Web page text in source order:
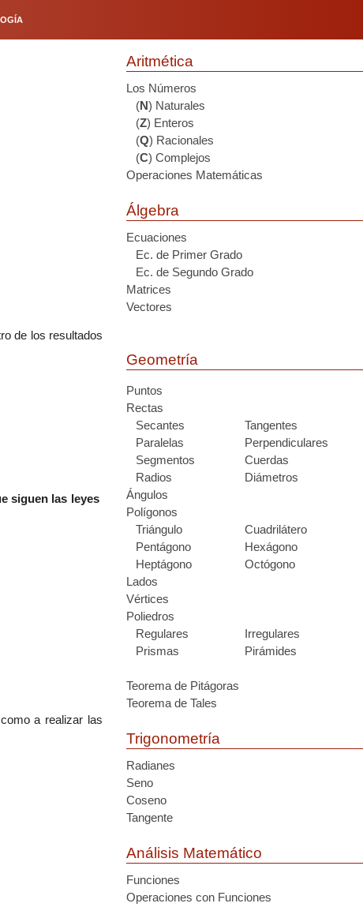
de los resultados
siguen las leyes
a realizar las
Aritmética
Los Números
(N) Naturales
(Z) Enteros
(Q) Racionales
(C) Complejos
Operaciones Matemáticas
Álgebra
Ecuaciones
Ec. de Primer Grado
Ec. de Segundo Grado
Matrices
Vectores
Geometría
Puntos
Rectas
Secantes
Tangentes
Paralelas
Perpendiculares
Segmentos
Cuerdas
Radios
Diámetros
Ángulos
Polígonos
Triángulo
Cuadrilátero
Pentágono
Hexágono
Heptágono
Octógono
Lados
Vértices
Poliedros
Regulares
Irregulares
Prismas
Pirámides
Teorema de Pitágoras
Teorema de Tales
Trigonometría
Radianes
Seno
Coseno
Tangente
Análisis Matemático
Funciones
Operaciones con Funciones